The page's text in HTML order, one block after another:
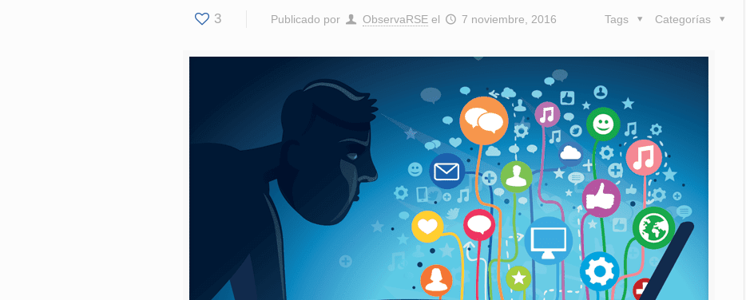
3 Publicado por ObservaRSE el 7 noviembre, 2016 Categorías
Tags